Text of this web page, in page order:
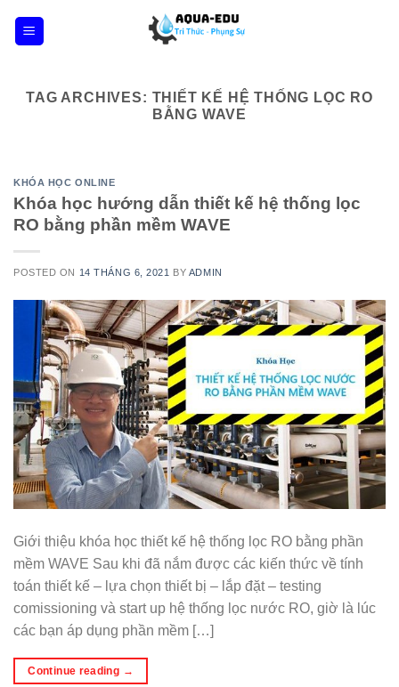
TAG ARCHIVES: THIẾT KẾ HỆ THỐNG LỌC RO
BẰNG WAVE
KHÓA HỌC ONLINE
Khóa học hướng dẫn thiết kế hệ thống lọc
RO bằng phần mềm WAVE
POSTED ON 14 THÁNG 6, 2021 BY ADMIN
Giới thiệu khóa học thiết kế hệ thống lọc RO bằng phần
mềm WAVE Sau khi đã nắm được các kiến thức về tính
toán thiết kế – lựa chọn thiết bị – lắp đặt – testing
comissioning và start up hệ thống lọc nước RO, giờ là lúc
các bạn áp dụng phần mềm […]
Continue reading →